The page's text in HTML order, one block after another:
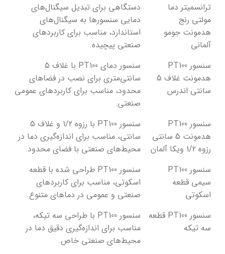
ترانسمیتر دما
مولتی رنج
هدمونت جومو
آلمانی
دستگاهی برای تبدیل سیگنال‌های
دمایی سنسورها به سیگنال‌های
استاندارد، مناسب برای کاربردهای
صنعتی پیچیده.
سنسور PT100
هدمونت غلاف 5
سانتی اندرس
سنسور دمای PT100 با غلاف 5
سانتی‌متری برای نصب در فضاهای
محدود، مناسب برای کاربردهای عمومی
صنعتی.
سنسور PT100
هدمونت 5 سانتی
رزوه 1/2 ویکا آلمان
سنسور PT100 با رزوه 1/2 و غلاف 5
سانتی، مناسب برای اندازه‌گیری دما در
محیط‌های صنعتی با فضای محدود.
سنسور PT100
سیمی قطعه
اسکوتی
سنسور PT100 طراحی شده با قطعه
اسکوتی، مناسب برای کاربردهای
صنعتی و عمومی در دماهای متنوع.
سنسور PT100 قطعه
سه تیکه
سنسور PT100 با طراحی سه تیکه،
مناسب برای اندازه‌گیری دقیق دما در
محیط‌های صنعتی خاص.